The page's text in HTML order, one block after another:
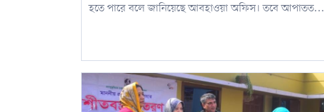
হতে পারে বলে জানিয়েছে আবহাওয়া অফিস। তবে আপাতত...